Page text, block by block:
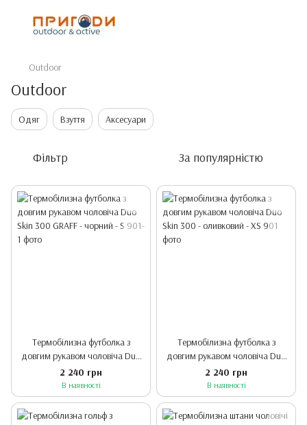
Outdoor
Outdoor
Одяг Взуття Аксесуари
Фільтр За популярністю
Термобілизна футболка з
довгим рукавом чоловіча Duo
Skin 300 GRAFF - чорний - S
2 240 грн
В наявності
Термобілизна футболка з
довгим рукавом чоловіча Duo
Skin 300 - оливковий - XS
2 240 грн
В наявності